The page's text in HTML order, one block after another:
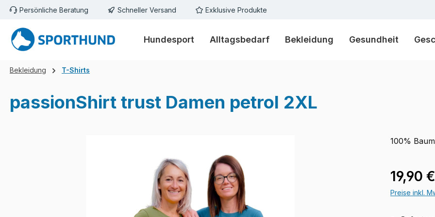
Hauptinhalt springen
Zur Suche springen
Zur Hauptnavigation springen
Persönliche Beratung Schneller Versand Exklusive Produkte
Hundesport Alltagsbedarf Bekleidung Gesundheit
Bekleidung T-Shirts
passionShirt trust Damen petrol 2XL
100%
Regulärer
19,90 €
Preise inkl.